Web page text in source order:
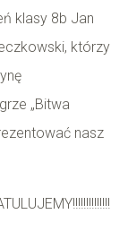
klasy 8b Jan
którzy
„Bitwa
nasz